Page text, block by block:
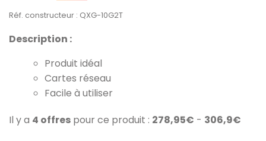
Réf. constructeur : QXG-10G2T
Description :
Produit idéal
Cartes réseau
Facile à utiliser
Il y a 4 offres pour ce produit : 278,95€ - 306,9€